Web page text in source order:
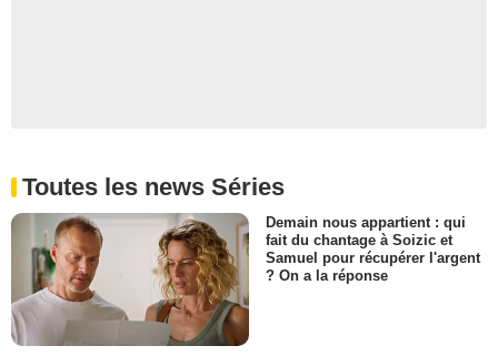
Toutes les news Séries
Demain nous appartient : qui
fait du chantage à Soizic et
Samuel pour récupérer l'argent
? On a la réponse